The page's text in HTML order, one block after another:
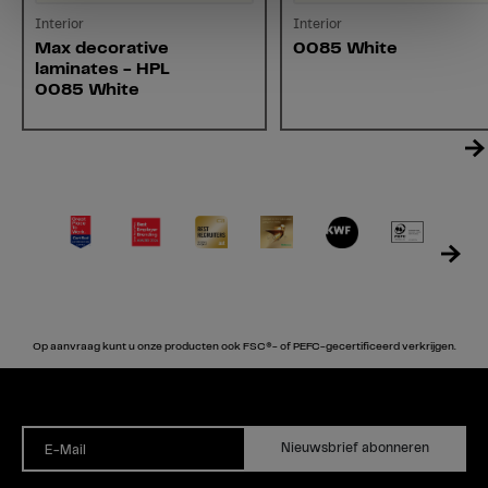
Interior
Max decorative
laminates - HPL
0085 White
Interior
0085 White
Op aanvraag kunt u onze producten ook FSC®- of PEFC-gecertificeerd verkrijgen.
E-Mail Nieuwsbrief abonneren